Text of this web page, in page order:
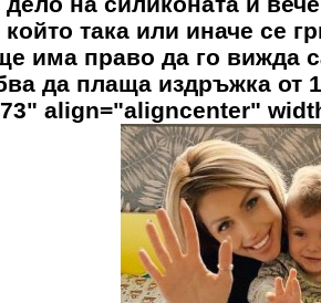
така или иначе се
има право да го вижда
да плаща издръжка от
align="aligncenter"